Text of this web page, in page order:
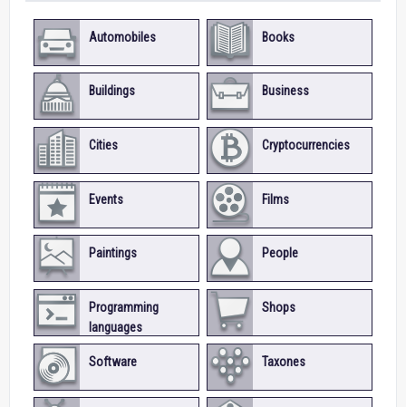
Automobiles Books
Buildings Business
Cities Cryptocurrencies
Events Films
Paintings People
Programming
languages
Shops
Software Taxones